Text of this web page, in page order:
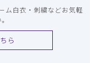
ム白衣・刺繍などお気軽
ら